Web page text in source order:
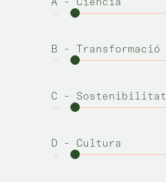
-
B - Transformació
-
C - Sostenibilitat
-
D - Cultura
-